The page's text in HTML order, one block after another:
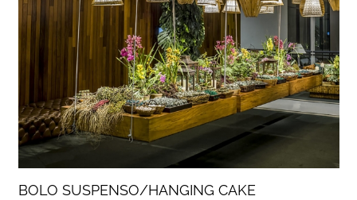
BOLO SUSPENSO/HANGING CAKE